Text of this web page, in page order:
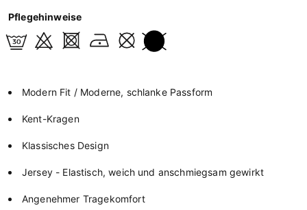
Pflegehinweise
Modern Fit / Moderne, schlanke Passform
Kent-Kragen
Klassisches Design
Jersey - Elastisch, weich und anschmiegsam gewirkt
Angenehmer Tragekomfort